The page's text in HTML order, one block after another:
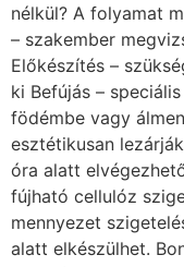
nélkül? A folyamat
– szakember
Előkészítés –
ki Befújás –
födémbe vagy
esztétikusan
óra alatt
fújható cellulóz
mennyezet
alatt elkészülhet.